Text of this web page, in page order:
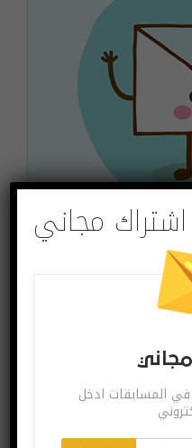
ادخل بريدك
ما تشاء
اشتراك مجاني
في المسابقات ادخل